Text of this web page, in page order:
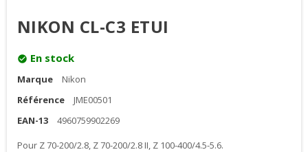
NIKON CL-C3 ETUI
check_circle En stock
Marque
Nikon
Référence
JME00501
EAN-13
4960759902269
Pour Z 70-200/2.8, Z 70-200/2.8 II, Z 100-400/4.5-5.6.